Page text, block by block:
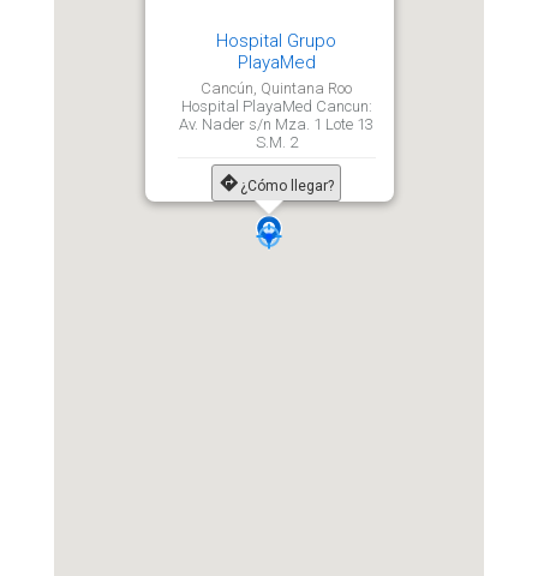
Hospital Grupo
PlayaMed
Cancún, Quintana Roo
Hospital PlayaMed Cancun:
Av. Nader s/n Mza. 1 Lote 13
S.M. 2
¿Cómo llegar?